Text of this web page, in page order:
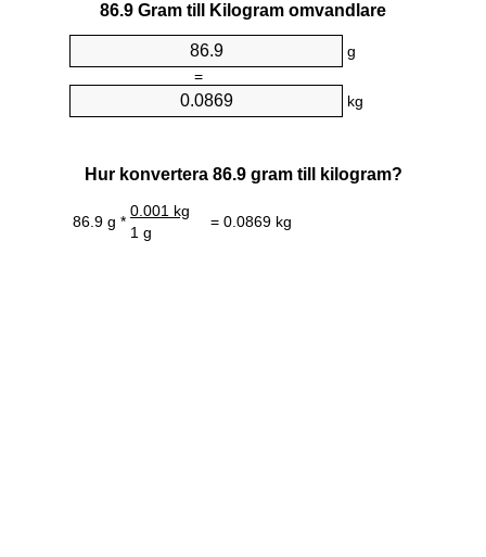
86.9 Gram till Kilogram omvandlare
g
=
kg
Hur konvertera 86.9 gram till kilogram?
86.9 g *
0.001 kg
= 0.0869 kg
1 g